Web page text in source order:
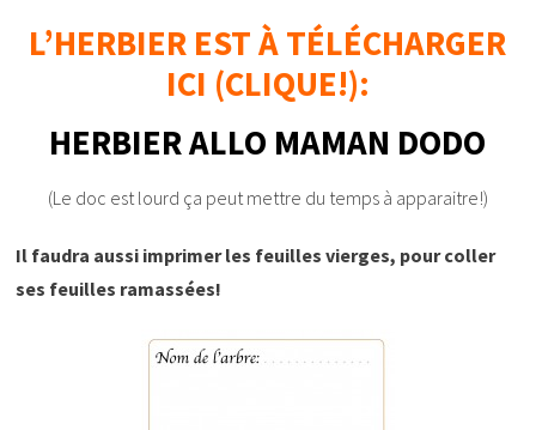
L’HERBIER EST À TÉLÉCHARGER
ICI (CLIQUE!):
HERBIER ALLO MAMAN DODO
(Le doc est lourd ça peut mettre du temps à apparaitre!)
Il faudra aussi imprimer les feuilles vierges, pour coller
ses feuilles ramassées!